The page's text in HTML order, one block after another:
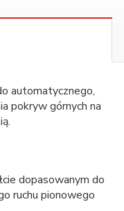
automatycznego,
pokryw górnych na
dopasowanym do
ruchu pionowego